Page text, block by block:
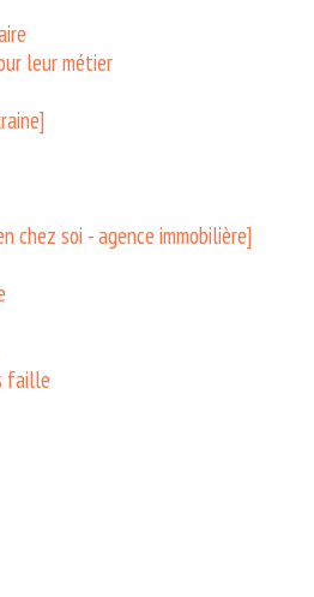
leur métier
chez soi - agence immobilière]
faille